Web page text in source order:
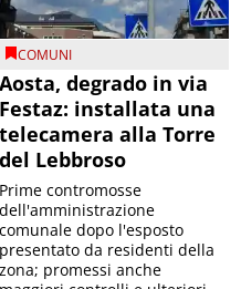
COMUNI
Aosta, degrado in via
Festaz: installata una
telecamera alla Torre
del Lebbroso
Prime contromosse
dell'amministrazione
comunale dopo l'esposto
presentato da residenti della
zona; promessi anche